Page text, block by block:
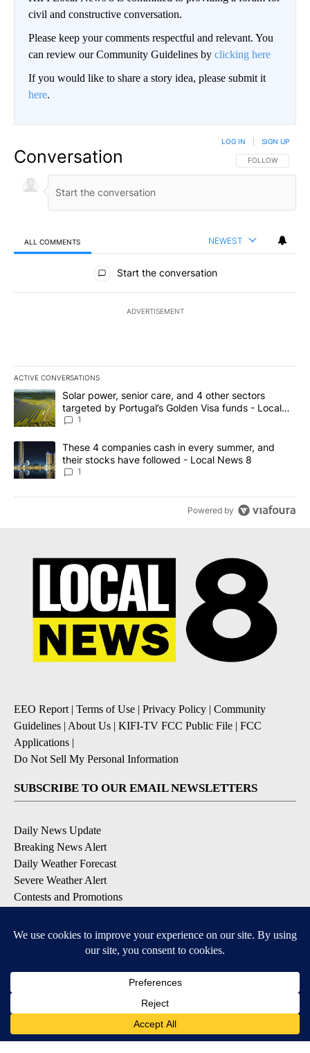
civil and constructive conversation.
Please keep your comments respectful and relevant. You
can review our Community Guidelines by clicking here
If you would like to share a story idea, please submit it
here.
Conversation FOLLOW THIS
FOLLOW
LOG IN SIGN UP
ALL COMMENTS NEWEST
All Comments
Start the conversation
ADVERTISEMENT
ACTIVE CONVERSATIONS
The following is a list of the most commented articles in the last
A trending article titled "Solar power, senior care, and 4 other
Solar power, senior care, and 4 other sectors
targeted by Portugal’s Golden Visa funds - Local
News 8
1
A trending article titled "These 4 companies cash in every
These 4 companies cash in every summer, and
their stocks have followed - Local News 8
1
Powered by
EEO Report| Terms of Use | Privacy Policy | Community
Guidelines | About Us | KIFI-TV FCC Public File | FCC
Applications |
Do Not Sell My Personal Information
SUBSCRIBE TO OUR EMAIL NEWSLETTERS
Daily News Update
Breaking News Alert
Daily Weather Forecast
Severe Weather Alert
Contests and Promotions